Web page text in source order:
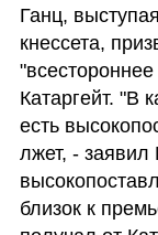
Ганц,
кнессета,
Катаргейт. "В
есть
лжет, - заявил
близок к